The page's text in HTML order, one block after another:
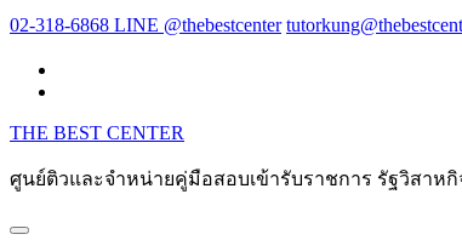
Skip
to
02-318-6868 LINE @thebestcenter
THE BEST CENTER
ศูนย์ติวและจำหน่ายคู่มือสอบเข้ารับราชการ รัฐวิสาห